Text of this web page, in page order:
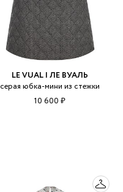
LE VUAL | ЛЕ ВУАЛЬ
серая юбка-мини из стежки
10 600 ₽